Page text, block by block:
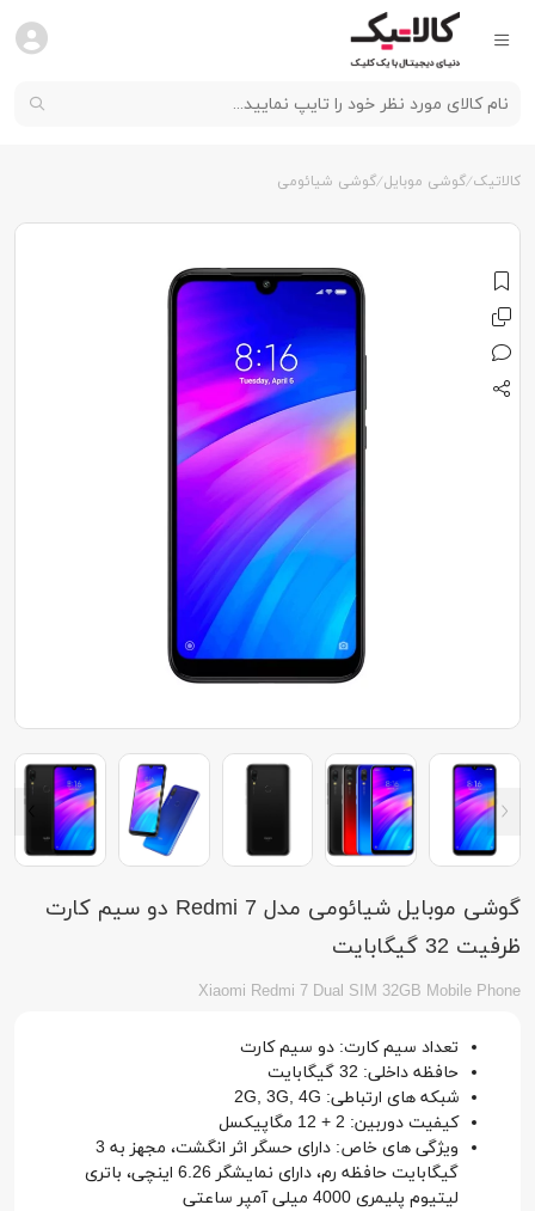
کالاتیک گوشی موبایل گوشی شیائومی
گوشی موبایل شیائومی مدل Redmi 7 دو سیم کارت
ظرفیت 32 گیگابایت
Xiaomi Redmi 7 Dual SIM 32GB Mobile Phone
تعداد سیم کارت: دو سیم کارت
حافظه داخلی: 32 گیگابایت
شبکه های ارتباطی: 2G, 3G, 4G
کیفیت دوربین: 2 + 12 مگاپیکسل
ویژگی های خاص: دارای حسگر اثر انگشت، مجهز به 3
گیگابایت حافظه رم، دارای نمایشگر 6.26 اینچی، باتری
لیتیوم پلیمری 4000 میلی آمپر ساعتی